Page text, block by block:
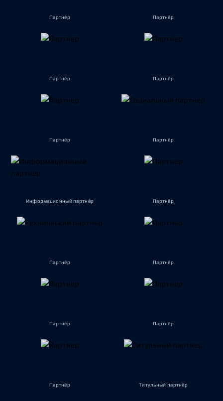
Партнёр Партнёр
Партнёр Партнёр
Партнёр Партнёр
Информационный партнёр Партнёр
Партнёр Партнёр
Партнёр Партнёр
Партнёр Титульный партнёр